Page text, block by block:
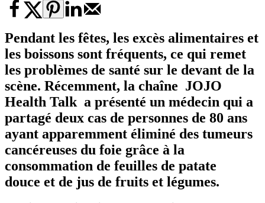
Pendant les fêtes, les excès alimentaires et
les boissons sont fréquents, ce qui remet
les problèmes de santé sur le devant de la
scène. Récemment, la chaîne JOJO
Health Talk a présenté un médecin qui a
partagé deux cas de personnes de 80 ans
ayant apparemment éliminé des tumeurs
cancéreuses du foie grâce à la
consommation de feuilles de patate
douce et de jus de fruits et légumes.